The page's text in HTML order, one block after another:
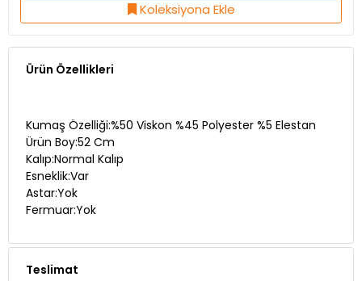
Koleksiyona Ekle
Ürün Özellikleri
Kumaş Özelliği:%50 Viskon %45 Polyester %5 Elestan
Ürün Boy:52 Cm
Kalıp:Normal Kalıp
Esneklik:Var
Astar:Yok
Fermuar:Yok
Teslimat